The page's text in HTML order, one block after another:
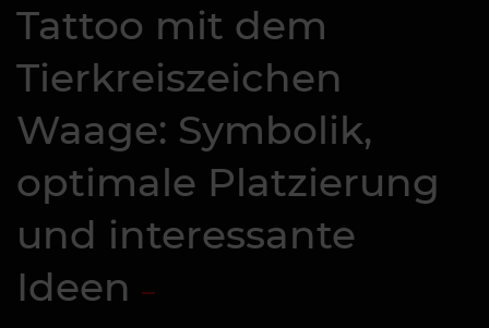
Tattoo mit dem
Tierkreiszeichen
Waage: Symbolik,
optimale Platzierung
und interessante
Ideen